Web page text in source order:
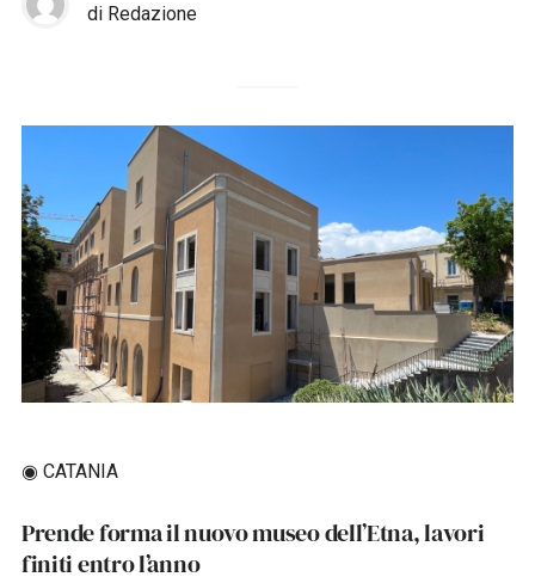
di Redazione
◉ CATANIA
Prende forma il nuovo museo dell’Etna, lavori
finiti entro l’anno